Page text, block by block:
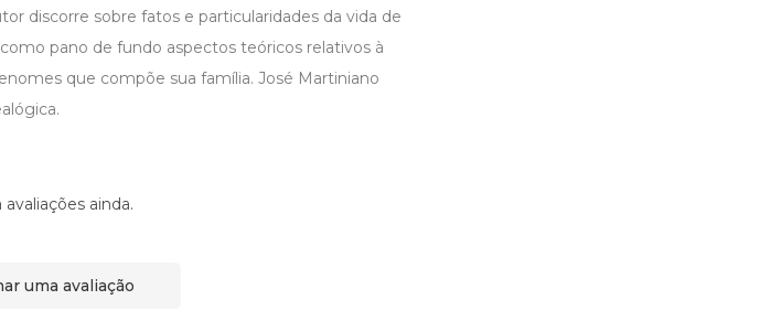
discorre sobre fatos e particularidades da vida de
pano de fundo aspectos teóricos relativos à
que compõe sua família. José Martiniano
avaliações ainda.
uma avaliação